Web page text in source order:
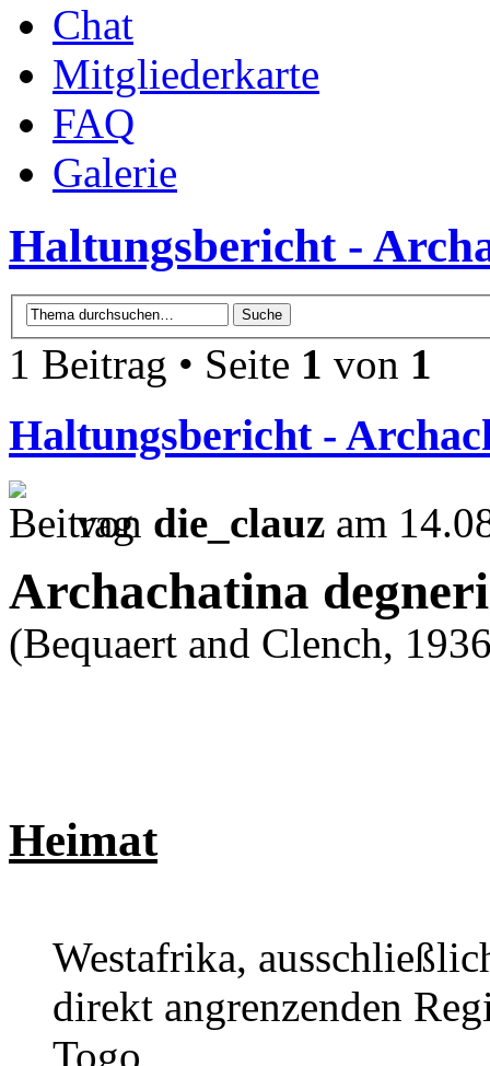
Chat
Mitgliederkarte
FAQ
Galerie
Haltungsbericht -
1 Beitrag • Seite 1 von 1
Haltungsbericht -
von die_clauz am
Archachatina degneri
(Bequaert and Clench,
Heimat
Westafrika,
direkt angrenzenden
Togo